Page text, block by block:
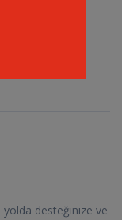
yolda desteğinize ve